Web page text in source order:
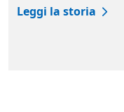
Leggi la storia